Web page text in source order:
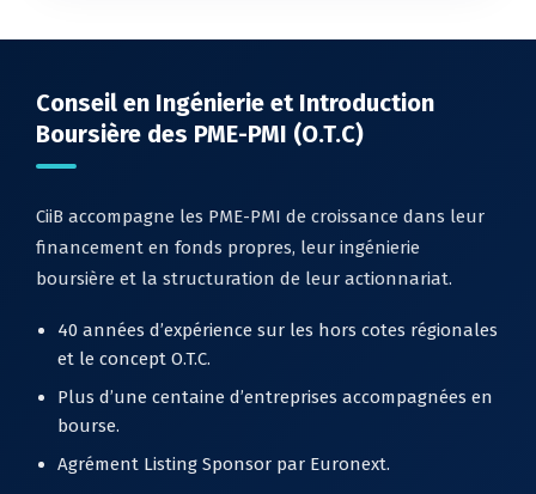
Conseil en Ingénierie et Introduction
Boursière des PME-PMI (O.T.C)
CiiB accompagne les PME-PMI de croissance dans leur
financement en fonds propres, leur ingénierie
boursière et la structuration de leur actionnariat.
40 années d’expérience sur les hors cotes régionales
et le concept O.T.C.
Plus d’une centaine d’entreprises accompagnées en
bourse.
Agrément Listing Sponsor par Euronext.